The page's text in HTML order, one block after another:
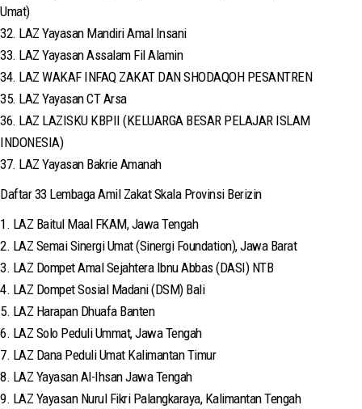
Umat)
32. LAZ Yayasan Mandiri Amal Insani
33. LAZ Yayasan Assalam Fil Alamin
34. LAZ WAKAF INFAQ ZAKAT DAN SHODAQOH PESANTREN
35. LAZ Yayasan CT Arsa
36. LAZ LAZISKU KBPII (KELUARGA BESAR PELAJAR ISLAM
INDONESIA)
37. LAZ Yayasan Bakrie Amanah
Daftar 33 Lembaga Amil Zakat Skala Provinsi Berizin
1. LAZ Baitul Maal FKAM, Jawa Tengah
2. LAZ Semai Sinergi Umat (Sinergi Foundation), Jawa Barat
3. LAZ Dompet Amal Sejahtera Ibnu Abbas (DASI) NTB
4. LAZ Dompet Sosial Madani (DSM) Bali
5. LAZ Harapan Dhuafa Banten
6. LAZ Solo Peduli Ummat, Jawa Tengah
7. LAZ Dana Peduli Umat Kalimantan Timur
8. LAZ Yayasan Al-Ihsan Jawa Tengah
9. LAZ Yayasan Nurul Fikri Palangkaraya, Kalimantan Tengah